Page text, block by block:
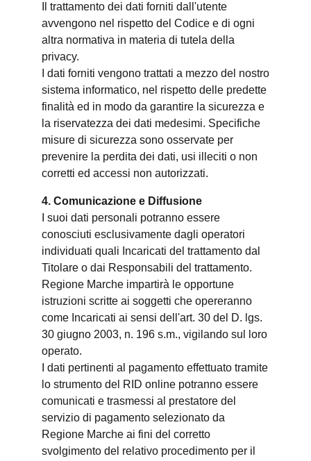
Il trattamento dei dati forniti dall'utente
avvengono nel rispetto del Codice e di ogni
altra normativa in materia di tutela della
privacy.
I dati forniti vengono trattati a mezzo del nostro
sistema informatico, nel rispetto delle predette
finalità ed in modo da garantire la sicurezza e
la riservatezza dei dati medesimi. Specifiche
misure di sicurezza sono osservate per
prevenire la perdita dei dati, usi illeciti o non
corretti ed accessi non autorizzati.
4. Comunicazione e Diffusione
I suoi dati personali potranno essere
conosciuti esclusivamente dagli operatori
individuati quali Incaricati del trattamento dal
Titolare o dai Responsabili del trattamento.
Regione Marche impartirà le opportune
istruzioni scritte ai soggetti che opereranno
come Incaricati ai sensi dell'art. 30 del D. lgs.
30 giugno 2003, n. 196 s.m., vigilando sul loro
operato.
I dati pertinenti al pagamento effettuato tramite
lo strumento del RID online potranno essere
comunicati e trasmessi al prestatore del
servizio di pagamento selezionato da
Regione Marche ai fini del corretto
svolgimento del relativo procedimento per il